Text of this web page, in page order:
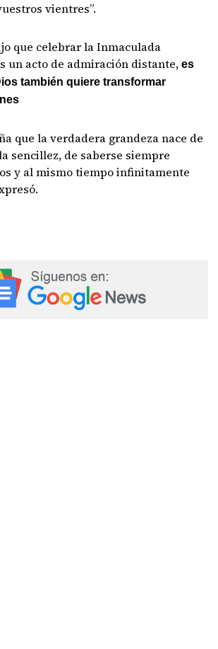
vientres”.
que celebrar la Inmaculada
un acto de admiración distante,es
también quiere transformar
que la verdadera grandeza nace de
sencillez, de saberse siempre
y al mismo tiempo infinitamente